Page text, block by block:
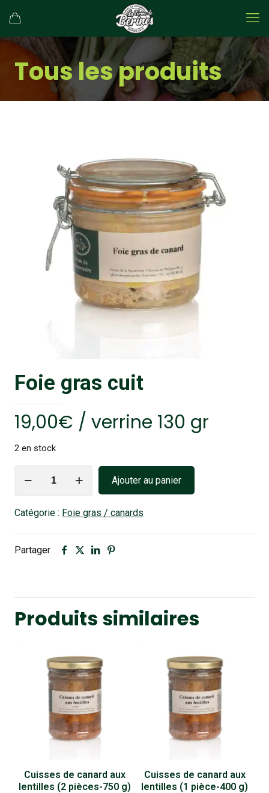
Tous les produits
Foie gras cuit
19,00€ / verrine 130 gr
2 en stock
gras
Ajouter au panier
Catégorie : Foie gras / canards
Partager
Produits similaires
Cuisses de canard aux
lentilles (2 pièces-750 g)
Cuisses de canard aux
lentilles (1 pièce-400 g)